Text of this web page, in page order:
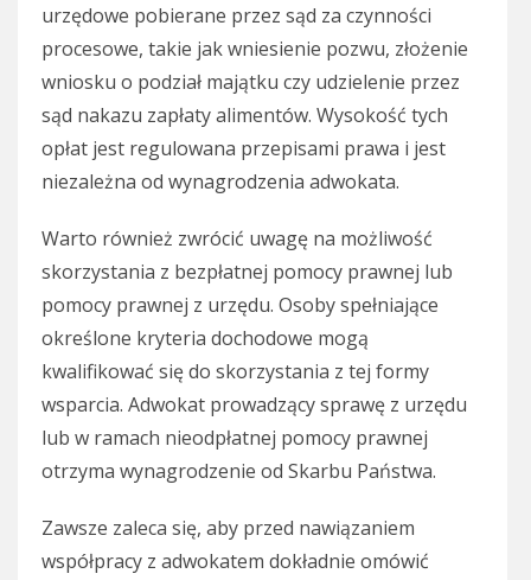
urzędowe pobierane przez sąd za czynności
procesowe, takie jak wniesienie pozwu, złożenie
wniosku o podział majątku czy udzielenie przez
sąd nakazu zapłaty alimentów. Wysokość tych
opłat jest regulowana przepisami prawa i jest
niezależna od wynagrodzenia adwokata.
Warto również zwrócić uwagę na możliwość
skorzystania z bezpłatnej pomocy prawnej lub
pomocy prawnej z urzędu. Osoby spełniające
określone kryteria dochodowe mogą
kwalifikować się do skorzystania z tej formy
wsparcia. Adwokat prowadzący sprawę z urzędu
lub w ramach nieodpłatnej pomocy prawnej
otrzyma wynagrodzenie od Skarbu Państwa.
Zawsze zaleca się, aby przed nawiązaniem
współpracy z adwokatem dokładnie omówić